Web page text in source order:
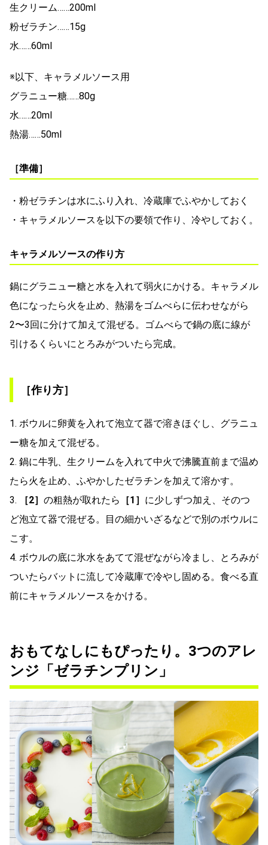
生クリーム……200ml
粉ゼラチン……15g
水……60ml
※以下、キャラメルソース用
グラニュー糖……80g
水……20ml
熱湯……50ml
［準備］
・粉ゼラチンは水にふり入れ、冷蔵庫でふやかしておく
・キャラメルソースを以下の要領で作り、冷やしておく。
キャラメルソースの作り方
鍋にグラニュー糖と水を入れて弱火にかける。キャラメル
色になったら火を止め、熱湯をゴムべらに伝わせながら
2〜3回に分けて加えて混ぜる。ゴムべらで鍋の底に線が
引けるくらいにとろみがついたら完成。
［作り方］
1. ボウルに卵黄を入れて泡立て器で溶きほぐし、グラニュ
ー糖を加えて混ぜる。
2. 鍋に牛乳、生クリームを入れて中火で沸騰直前まで温め
たら火を止め、ふやかしたゼラチンを加えて溶かす。
3. ［2］ の粗熱が取れたら ［1］ に少しずつ加え、そのつ
ど泡立て器で混ぜる。目の細かいざるなどで別のボウルに
こす。
4. ボウルの底に氷水をあてて混ぜながら冷まし、とろみが
ついたらバットに流して冷蔵庫で冷やし固める。食べる直
前にキャラメルソースをかける。
おもてなしにもぴったり。3つのアレ
ンジ「ゼラチンプリン」